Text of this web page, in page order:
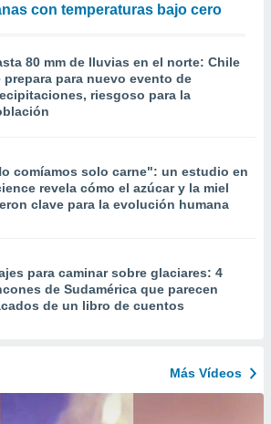
con temperaturas bajo cero
80 mm de lluvias en el norte: Chile
prepara para nuevo evento de
riesgoso para la
comíamos solo carne": un estudio en
revela cómo el azúcar y la miel
clave para la evolución humana
para caminar sobre glaciares: 4
de Sudamérica que parecen
de un libro de cuentos
Más Vídeos